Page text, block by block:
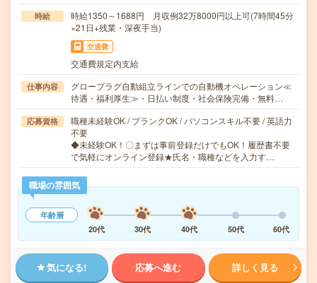
時給
時給1350～1688円 月収例32万8000円以上可(7時間45分
×21日+残業・深夜手当)
交通費
交通費規定内支給
仕事内容
グロープラグ自動組立ラインでの自動機オペレーション≪
待遇・福利厚生≫・日払い制度・社会保険完備・無料…
応募資格
職種未経験OK / ブランクOK / パソコンスキル不要 / 英語力
不要
◆未経験OK！〇まずは事前登録だけでもOK！履歴書不要
で気軽にオンライン登録★氏名・職種などを入力す…
職場の雰囲気
年齢層
20代
30代 40代 50代 60代
気になる! 応募へ進む 詳しく見る